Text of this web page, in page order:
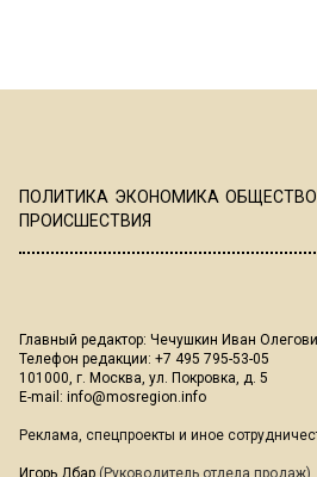
ПОЛИТИКА ЭКОНОМИКА ОБЩЕСТВО
ПРОИСШЕСТВИЯ
Главный редактор: Чечушкин Иван
Телефон редакции: +7 495 795-53-05
101000, г. Москва, ул. Покровка, д. 5
E-mail: info@mosregion.info
Реклама, спецпроекты и иное
Игорь Дбар (Руководитель отдела продаж)